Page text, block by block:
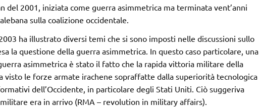
del 2001, iniziata come guerra asimmetrica ma terminata vent’anni
sulla coalizione occidentale.
ha illustrato diversi temi che si sono imposti nelle discussioni sullo
la questione della guerra asimmetrica. In questo caso particolare, una
asimmetrica è stato il fatto che la rapida vittoria militare della
visto le forze armate irachene sopraffatte dalla superiorità tecnologica
dell’Occidente, in particolare degli Stati Uniti. Ciò suggeriva
era in arrivo (RMA – revolution in military affairs).